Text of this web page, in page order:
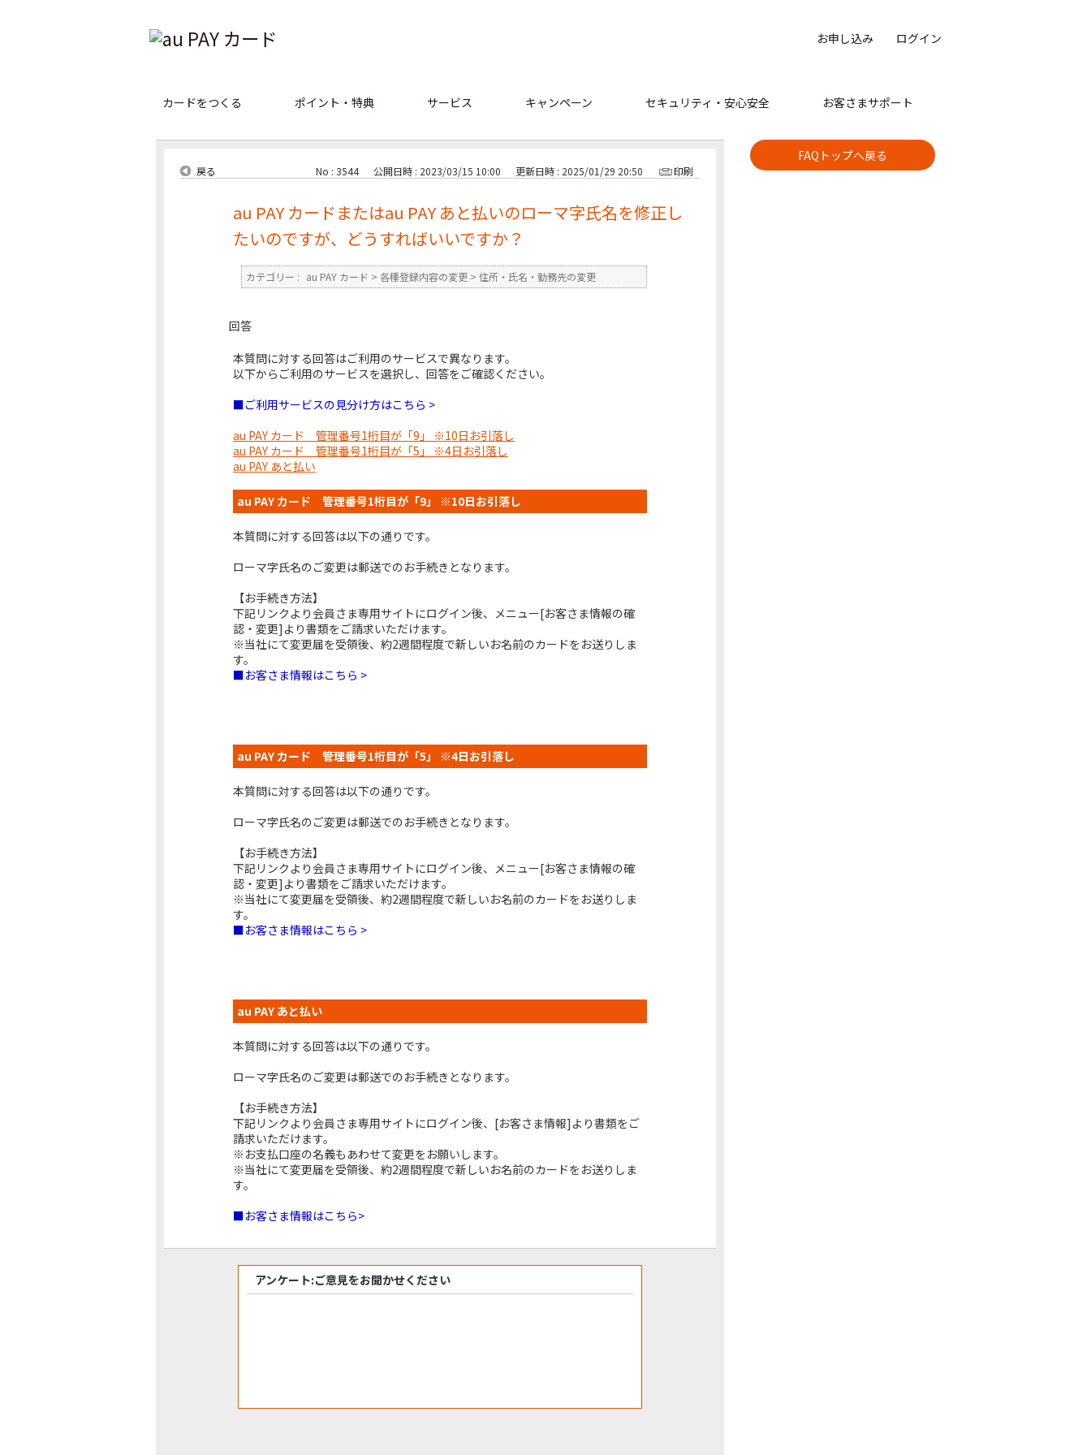
お申し込み ログイン
カードをつくる ポイント・特典 サービス キャンペーン セキュリティ・安心安全 お客さまサポート
FAQトップへ戻る
戻る No : 3544 公開日時 : 2023/03/15 10:00 更新日時 : 2025/01/29 20:50 印刷
au PAY カードまたはau PAY あと払いのローマ字氏名を修正し
たいのですが、どうすればいいですか？
カテゴリー : au PAY カード > 各種登録内容の変更 > 住所・氏名・勤務先の変更
回答
本質問に対する回答はご利用のサービスで異なります。
以下からご利用のサービスを選択し、回答をご確認ください。
■ご利用サービスの見分け方はこちら >
au PAY カード 管理番号1桁目が「9」 ※10日お引落し
au PAY カード 管理番号1桁目が「5」 ※4日お引落し
au PAY あと払い
au PAY カード 管理番号1桁目が「9」 ※10日お引落し
本質問に対する回答は以下の通りです。
ローマ字氏名のご変更は郵送でのお手続きとなります。
【お手続き方法】
下記リンクより会員さま専用サイトにログイン後、メニュー[お客さま情報の確
認・変更]より書類をご請求いただけます。
※当社にて変更届を受領後、約2週間程度で新しいお名前のカードをお送りしま
す。
■お客さま情報はこちら >
au PAY カード 管理番号1桁目が「5」 ※4日お引落し
本質問に対する回答は以下の通りです。
ローマ字氏名のご変更は郵送でのお手続きとなります。
【お手続き方法】
下記リンクより会員さま専用サイトにログイン後、メニュー[お客さま情報の確
認・変更]より書類をご請求いただけます。
※当社にて変更届を受領後、約2週間程度で新しいお名前のカードをお送りしま
す。
■お客さま情報はこちら >
au PAY あと払い
本質問に対する回答は以下の通りです。
ローマ字氏名のご変更は郵送でのお手続きとなります。
【お手続き方法】
下記リンクより会員さま専用サイトにログイン後、[お客さま情報]より書類をご
請求いただけます。
※お支払口座の名義もあわせて変更をお願いします。
※当社にて変更届を受領後、約2週間程度で新しいお名前のカードをお送りしま
す。
■お客さま情報はこちら>
アンケート:ご意見をお聞かせください